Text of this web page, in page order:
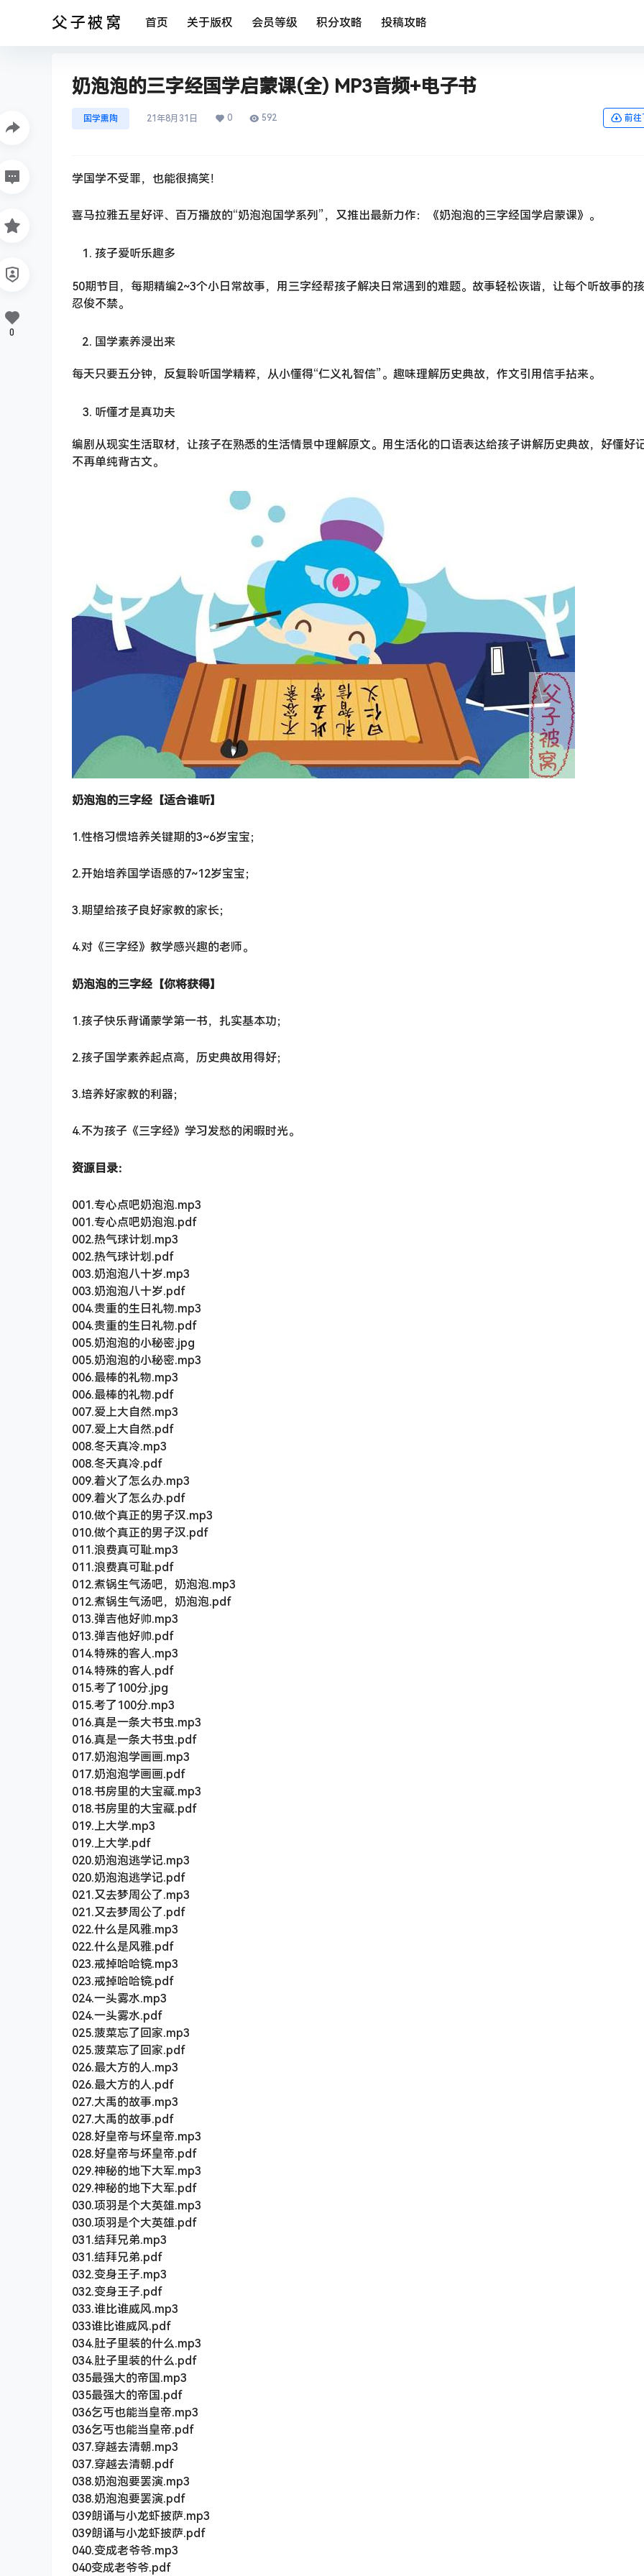
父子被窝 首页 关于版权 会员等级 积分攻略 投稿攻略
奶泡泡的三字经国学启蒙课(全) MP3音频+电子书
国学熏陶 21年8月31日 0 592 前往
学国学不受罪，也能很搞笑！
喜马拉雅五星好评、百万播放的“奶泡泡国学系列”，又推出最新力作：《奶泡泡的三字经国学启蒙课》。
孩子爱听乐趣多
50期节目，每期精编2~3个小日常故事，用三字经帮孩子解决日常遇到的难题。故事轻松诙谐，让每个听故事的
忍俊不禁。
国学素养浸出来
每天只要五分钟，反复聆听国学精粹，从小懂得“仁义礼智信”。趣味理解历史典故，作文引用信手拈来。
听懂才是真功夫
编剧从现实生活取材，让孩子在熟悉的生活情景中理解原文。用生活化的口语表达给孩子讲解历史典故，好懂好记
不再单纯背古文。
奶泡泡的三字经【适合谁听】
1.性格习惯培养关键期的3~6岁宝宝；
2.开始培养国学语感的7~12岁宝宝；
3.期望给孩子良好家教的家长；
4.对《三字经》教学感兴趣的老师。
奶泡泡的三字经【你将获得】
1.孩子快乐背诵蒙学第一书，扎实基本功；
2.孩子国学素养起点高，历史典故用得好；
3.培养好家教的利器；
4.不为孩子《三字经》学习发愁的闲暇时光。
资源目录：
001.专心点吧奶泡泡.mp3
001.专心点吧奶泡泡.pdf
002.热气球计划.mp3
002.热气球计划.pdf
003.奶泡泡八十岁.mp3
003.奶泡泡八十岁.pdf
004.贵重的生日礼物.mp3
004.贵重的生日礼物.pdf
005.奶泡泡的小秘密.jpg
005.奶泡泡的小秘密.mp3
006.最棒的礼物.mp3
006.最棒的礼物.pdf
007.爱上大自然.mp3
007.爱上大自然.pdf
008.冬天真冷.mp3
008.冬天真冷.pdf
009.着火了怎么办.mp3
009.着火了怎么办.pdf
010.做个真正的男子汉.mp3
010.做个真正的男子汉.pdf
011.浪费真可耻.mp3
011.浪费真可耻.pdf
012.煮锅生气汤吧，奶泡泡.mp3
012.煮锅生气汤吧，奶泡泡.pdf
013.弹吉他好帅.mp3
013.弹吉他好帅.pdf
014.特殊的客人.mp3
014.特殊的客人.pdf
015.考了100分.jpg
015.考了100分.mp3
016.真是一条大书虫.mp3
016.真是一条大书虫.pdf
017.奶泡泡学画画.mp3
017.奶泡泡学画画.pdf
018.书房里的大宝藏.mp3
018.书房里的大宝藏.pdf
019.上大学.mp3
019.上大学.pdf
020.奶泡泡逃学记.mp3
020.奶泡泡逃学记.pdf
021.又去梦周公了.mp3
021.又去梦周公了.pdf
022.什么是风雅.mp3
022.什么是风雅.pdf
023.戒掉哈哈镜.mp3
023.戒掉哈哈镜.pdf
024.一头雾水.mp3
024.一头雾水.pdf
025.菠菜忘了回家.mp3
025.菠菜忘了回家.pdf
026.最大方的人.mp3
026.最大方的人.pdf
027.大禹的故事.mp3
027.大禹的故事.pdf
028.好皇帝与坏皇帝.mp3
028.好皇帝与坏皇帝.pdf
029.神秘的地下大军.mp3
029.神秘的地下大军.pdf
030.项羽是个大英雄.mp3
030.项羽是个大英雄.pdf
031.结拜兄弟.mp3
031.结拜兄弟.pdf
032.变身王子.mp3
032.变身王子.pdf
033.谁比谁威风.mp3
033谁比谁威风.pdf
034.肚子里装的什么.mp3
034.肚子里装的什么.pdf
035最强大的帝国.mp3
035最强大的帝国.pdf
036乞丐也能当皇帝.mp3
036乞丐也能当皇帝.pdf
037.穿越去清朝.mp3
037.穿越去清朝.pdf
038.奶泡泡要罢演.mp3
038.奶泡泡要罢演.pdf
039朗诵与小龙虾披萨.mp3
039朗诵与小龙虾披萨.pdf
040.变成老爷爷.mp3
040变成老爷爷.pdf
0